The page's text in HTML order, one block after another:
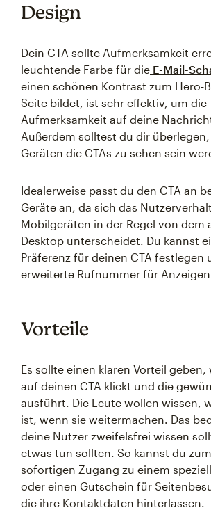
Design
Dein CTA sollte Aufmerksamkeit
leuchtende Farbe für die E-Mail-
einen schönen Kontrast zum Hero-
Seite bildet, ist sehr effektiv, um die
Aufmerksamkeit auf deine
Außerdem solltest du dir
Geräten die CTAs zu sehen sein
Idealerweise passt du den CTA an
Geräte an, da sich das
Mobilgeräten in der Regel von dem
Desktop unterscheidet. Du kannst
Präferenz für deinen CTA festlegen
erweiterte Rufnummer für
Vorteile
Es sollte einen klaren Vorteil geben,
auf deinen CTA klickt und die
ausführt. Die Leute wollen wissen,
ist, wenn sie weitermachen. Das
deine Nutzer zweifelsfrei wissen
etwas tun sollten. So kannst du
sofortigen Zugang zu einem
oder einen Gutschein für
die ihre Kontaktdaten hinterlassen.